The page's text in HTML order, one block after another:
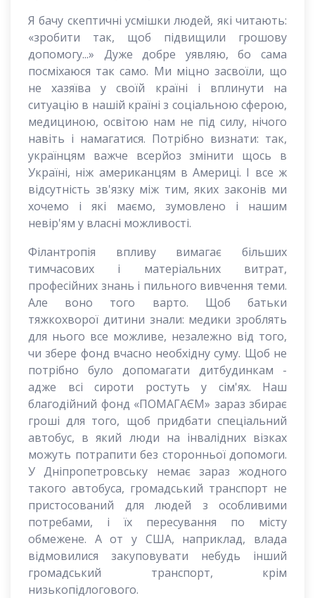
Я бачу скептичні усмішки людей, які читають:
«зробити так, щоб підвищили грошову
допомогу...» Дуже добре уявляю, бо сама
посміхаюся так само. Ми міцно засвоїли, що
не хазяїва у своїй країні і вплинути на
ситуацію в нашій країні з соціальною сферою,
медициною, освітою нам не під силу, нічого
навіть і намагатися. Потрібно визнати: так,
українцям важче всерйоз змінити щось в
Україні, ніж американцям в Америці. І все ж
відсутність зв'язку між тим, яких законів ми
хочемо і які маємо, зумовлено і нашим
невір'ям у власні можливості.
Філантропія впливу вимагає більших
тимчасових і матеріальних витрат,
професійних знань і пильного вивчення теми.
Але воно того варто. Щоб батьки
тяжкохворої дитини знали: медики зроблять
для нього все можливе, незалежно від того,
чи збере фонд вчасно необхідну суму. Щоб не
потрібно було допомагати дитбудинкам -
адже всі сироти ростуть у сім'ях. Наш
благодійний фонд «ПОМАГАЄМ» зараз збирає
гроші для того, щоб придбати спеціальний
автобус, в який люди на інвалідних візках
можуть потрапити без сторонньої допомоги.
У Дніпропетровську немає зараз жодного
такого автобуса, громадський транспорт не
пристосований для людей з особливими
потребами, і їх пересування по місту
обмежене. А от у США, наприклад, влада
відмовилися закуповувати небудь інший
громадський транспорт, крім
низькопідлогового.